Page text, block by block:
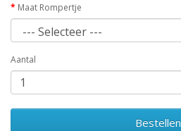
Maat Rompertje
Aantal
Bestellen